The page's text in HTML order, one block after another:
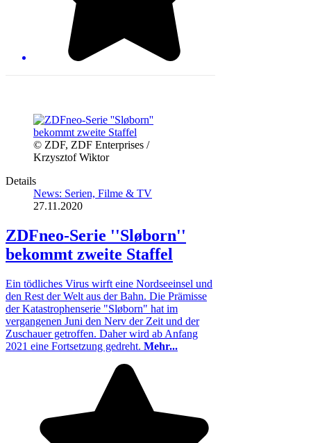
© ZDF, ZDF Enterprises /
Krzysztof Wiktor
Details
News: Serien, Filme & TV
27.11.2020
ZDFneo-Serie ''Sløborn''
bekommt zweite Staffel
Ein tödliches Virus wirft eine Nordseeinsel und
den Rest der Welt aus der Bahn. Die Prämisse
der Katastrophenserie "Sløborn" hat im
vergangenen Juni den Nerv der Zeit und der
Zuschauer getroffen. Daher wird ab Anfang
2021 eine Fortsetzung gedreht. Mehr...